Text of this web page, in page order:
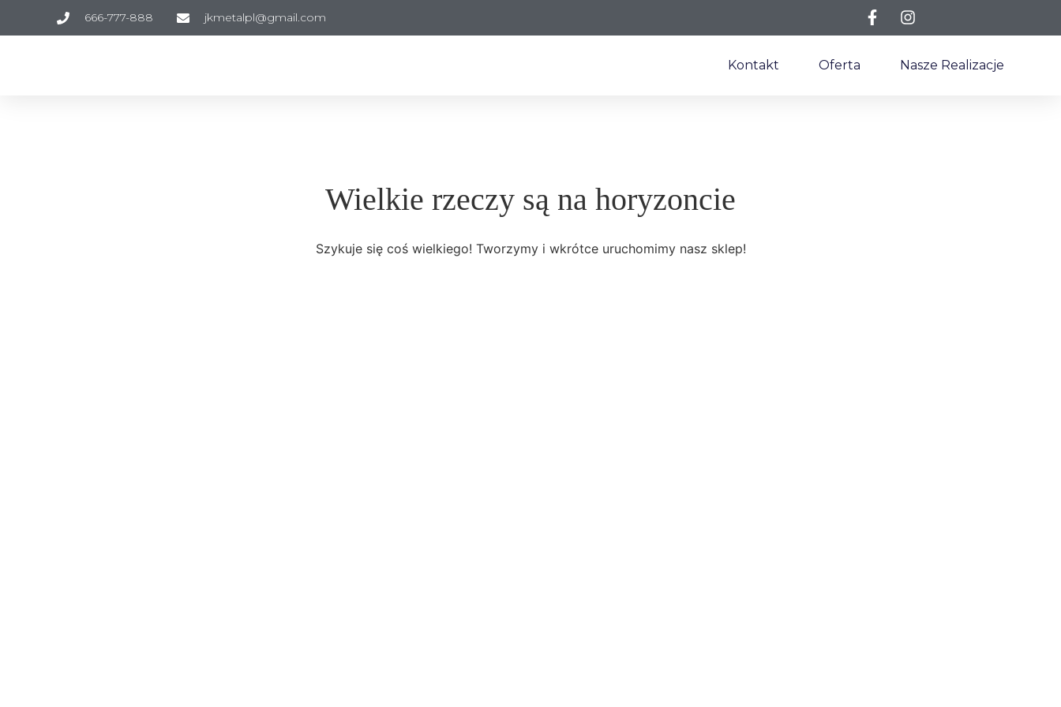
666-777-888 jkmetalpl@gmail.com
Kontakt Oferta Nasze Realizacje
Wielkie rzeczy są na horyzoncie
Szykuje się coś wielkiego! Tworzymy i wkrótce uruchomimy nasz sklep!